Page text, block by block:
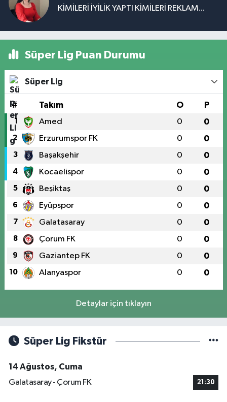
KİMİLERİ İYİLİK YAPTI KİMİLERİ REKLAM...
Süper Lig Puan Durumu
Süper Lig
# Takım O P
1 Amed 0 0
2 Erzurumspor FK 0 0
3 Başakşehir 0 0
4 Kocaelispor 0 0
5 Beşiktaş 0 0
6 Eyüpspor 0 0
7 Galatasaray 0 0
8 Çorum FK 0 0
9 Gaziantep FK 0 0
10 Alanyaspor 0 0
Detaylar için tıklayın
Süper Lig Fikstür
14 Ağustos, Cuma
Galatasaray - Çorum FK
21:30